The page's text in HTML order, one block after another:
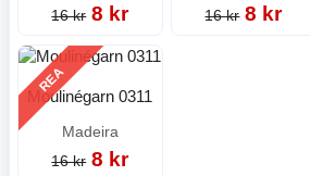
16 kr 8 kr 16 kr 8 kr
REA
Moulinégarn 0311
Madeira
16 kr 8 kr